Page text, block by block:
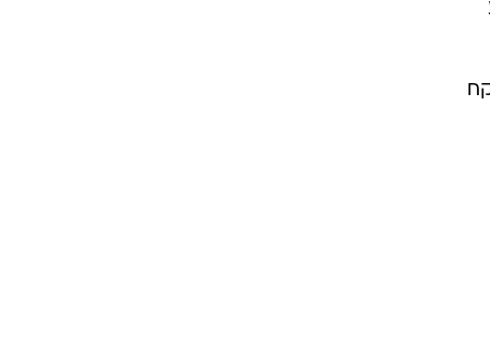
לקח